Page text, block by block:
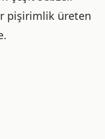
pişirimlik üreten